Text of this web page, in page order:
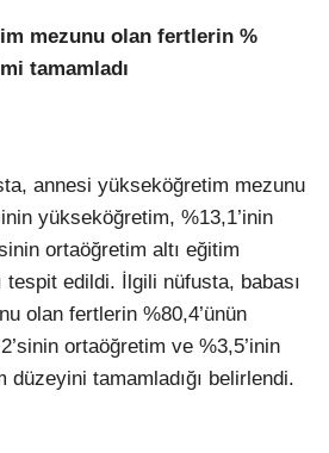
mezunu olan fertlerin %
tamamladı
annesi yükseköğretim mezunu
yükseköğretim, %13,1’inin
ortaöğretim altı eğitim
tespit edildi. İlgili nüfusta, babası
olan fertlerin %80,4’ünün
ortaöğretim ve %3,5’inin
düzeyini tamamladığı belirlendi.